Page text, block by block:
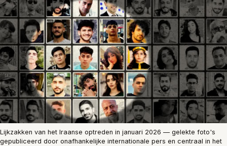
Lijkzakken van het Iraanse optreden in januari 2026 — gelekte foto's
gepubliceerd door onafhankelijke internationale pers en centraal in het